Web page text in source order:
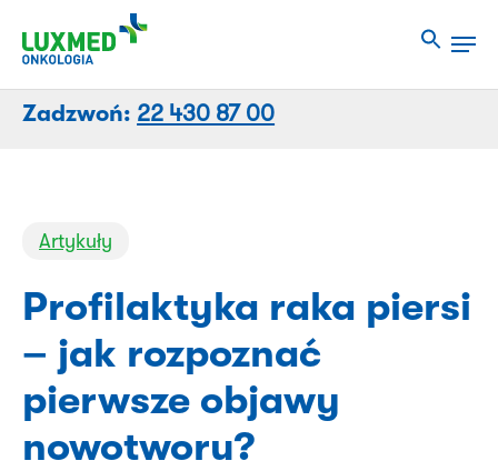
strony
Menu
Zadzwoń: 22 430 87 00
Artykuły
Profilaktyka raka piersi
– jak rozpoznać
pierwsze objawy
nowotworu?